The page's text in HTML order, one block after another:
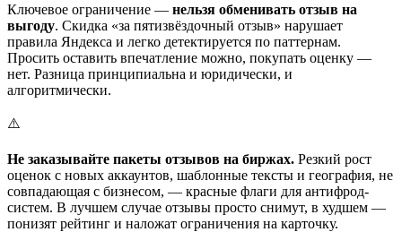
Ключевое ограничение — нельзя обменивать отзыв на
выгоду. Скидка «за пятизвёздочный отзыв» нарушает
правила Яндекса и легко детектируется по паттернам.
Просить оставить впечатление можно, покупать оценку —
нет. Разница принципиальна и юридически, и
алгоритмически.
⚠️
Не заказывайте пакеты отзывов на биржах. Резкий рост
оценок с новых аккаунтов, шаблонные тексты и география, не
совпадающая с бизнесом, — красные флаги для антифрод-
систем. В лучшем случае отзывы просто снимут, в худшем —
понизят рейтинг и наложат ограничения на карточку.